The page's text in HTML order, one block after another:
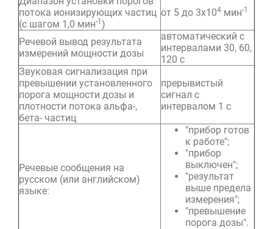
потока ионизирующих частиц
(с шагом 1,0 мин-1)
от 5 до 3х104 мин-1
Речевой вывод результата
измерений мощности дозы
автоматический с
интервалами 30, 60,
120 с
Звуковая сигнализация при
превышении установленного
порога мощности дозы и
плотности потока альфа-,
бета- частиц
прерывистый
сигнал с
интервалом 1 с
Речевые сообщения на
русском (или английском)
языке:
"прибор готов
к работе";
"прибор
выключен";
"результат
выше предела
измерения";
"превышение
порога дозы".